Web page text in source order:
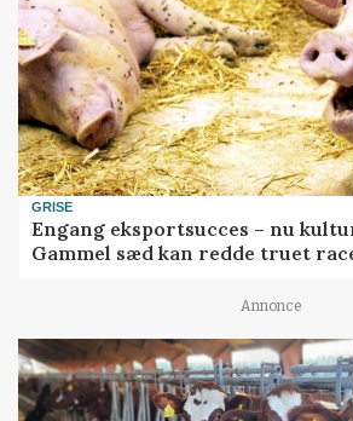
GRISE
Engang eksportsucces – nu
Gammel sæd kan redde truet
Annonce